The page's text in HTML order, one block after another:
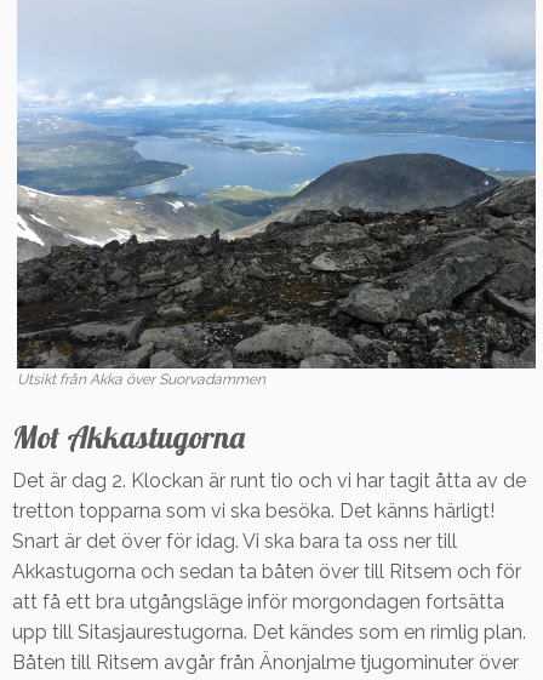
Utsikt från Akka över Suorvadammen
Mot Akkastugorna
Det är dag 2. Klockan är runt tio och vi har tagit åtta av de
tretton topparna som vi ska besöka. Det känns härligt!
Snart är det över för idag. Vi ska bara ta oss ner till
Akkastugorna och sedan ta båten över till Ritsem och för
att få ett bra utgångsläge inför morgondagen fortsätta
upp till Sitasjaurestugorna. Det kändes som en rimlig plan.
Båten till Ritsem avgår från Änonjalme tjugominuter över